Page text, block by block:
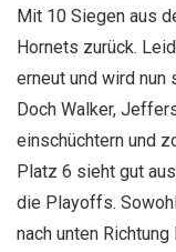
Mit 10 Siegen aus
Hornets zurück.
erneut und wird nun
Doch Walker,
einschüchtern und
Platz 6 sieht gut
die Playoffs.
nach unten